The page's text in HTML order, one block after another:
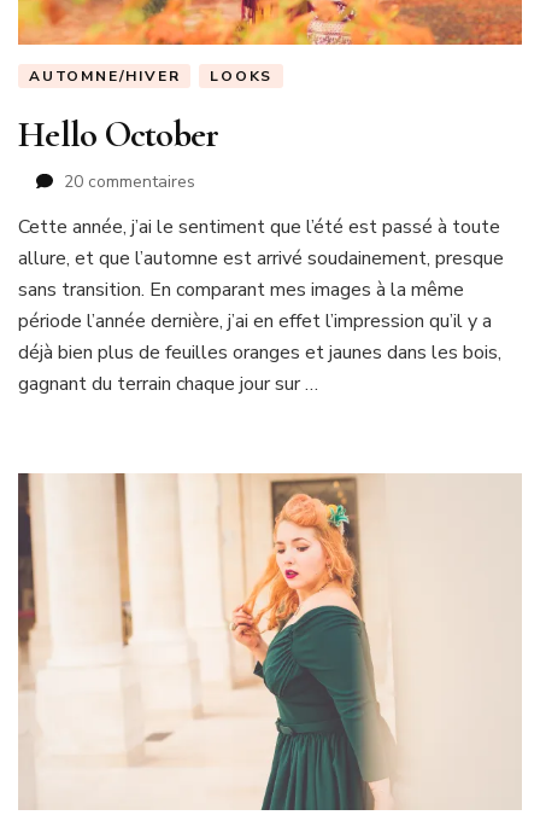
AUTOMNE/HIVER LOOKS
Hello October
20 commentaires
October
Cette année, j’ai le sentiment que l’été est passé à toute
allure, et que l’automne est arrivé soudainement, presque
sans transition. En comparant mes images à la même
période l’année dernière, j’ai en effet l’impression qu’il y a
déjà bien plus de feuilles oranges et jaunes dans les bois,
gagnant du terrain chaque jour sur …